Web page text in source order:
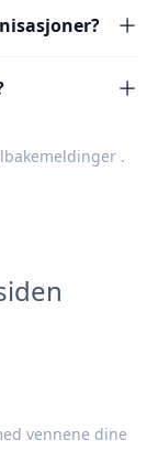
.
vennene dine